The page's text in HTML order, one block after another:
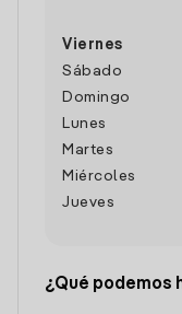
Viernes
Sábado
Domingo
Lunes
Martes
Miércoles
Jueves
¿Qué podemos